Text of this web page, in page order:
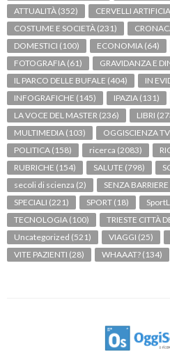
ATTUALITÀ (352) CERVELLI
COSTUME E SOCIETÀ (231)
DOMESTICI (100) ECONOMIA (64)
FOTOGRAFIA (61) GRAVIDANZA E
IL PARCO DELLE BUFALE (404) IN
INFOGRAFICHE (145) IPAZIA (131)
LA VOCE DEL MASTER (236) LIBRI
MULTIMEDIA (103) OGGISCIENZA TV
POLITICA (158) ricerca (2083)
RUBRICHE (154) SALUTE (798)
secoli di scienza (2) SENZA BARRIERE
SPECIALI (221) SPORT (18)
TECNOLOGIA (100) TRIESTE CITTÀ
Uncategorized (521) VIAGGI (25)
VITE PAZIENTI (28) WHAAAT? (134)